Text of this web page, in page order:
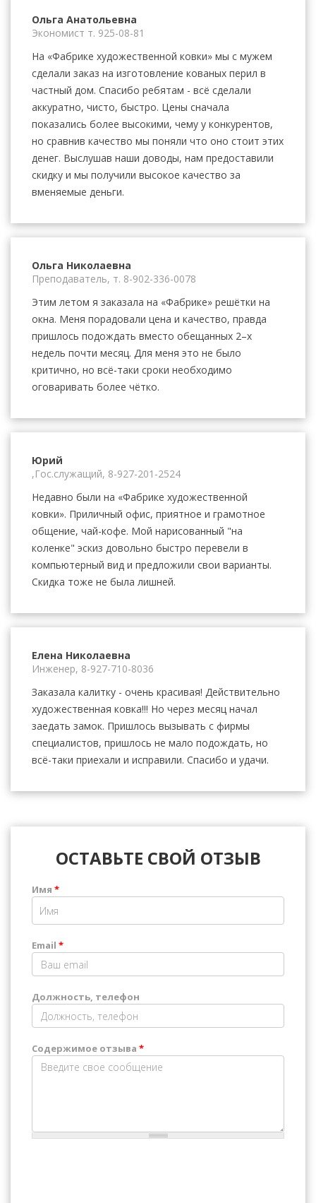
Ольга Анатольевна
Экономист т. 925-08-81
На «Фабрике художественной ковки» мы с мужем
сделали заказ на изготовление кованых перил в
частный дом. Спасибо ребятам - всё сделали
аккуратно, чисто, быстро. Цены сначала
показались более высокими, чему у конкурентов,
но сравнив качество мы поняли что оно стоит этих
денег. Выслушав наши доводы, нам предоставили
скидку и мы получили высокое качество за
вменяемые деньги.
Ольга Николаевна
Преподаватель, т. 8-902-336-0078
Этим летом я заказала на «Фабрике» решётки на
окна. Меня порадовали цена и качество, правда
пришлось подождать вместо обещанных 2–х
недель почти месяц. Для меня это не было
критично, но всё-таки сроки необходимо
оговаривать более чётко.
Юрий
,Гос.служащий, 8-927-201-2524
Недавно были на «Фабрике художественной
ковки». Приличный офис, приятное и грамотное
общение, чай-кофе. Мой нарисованный "на
коленке" эскиз довольно быстро перевели в
компьютерный вид и предложили свои варианты.
Скидка тоже не была лишней.
Елена Николаевна
Инженер, 8-927-710-8036
Заказала калитку - очень красивая! Действительно
художественная ковка!!! Но через месяц начал
заедать замок. Пришлось вызывать с фирмы
специалистов, пришлось не мало подождать, но
всё-таки приехали и исправили. Спасибо и удачи.
ОСТАВЬТЕ СВОЙ ОТЗЫВ
Имя *
Email *
Должность, телефон
Содержимое отзыва *